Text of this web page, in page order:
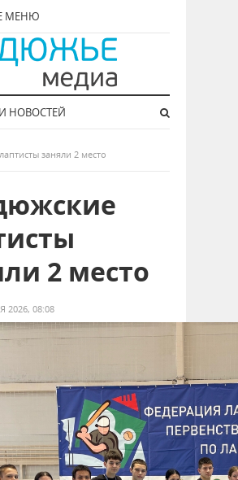
МЕНЮ
НОВОСТЕЙ
заняли 2 место
2 место
2026, 08:08